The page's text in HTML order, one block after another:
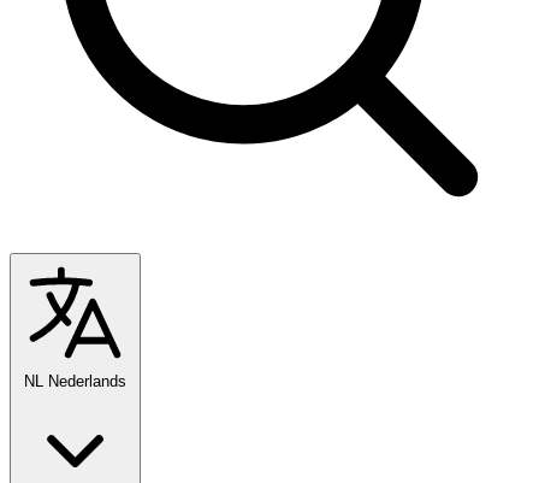
NL Nederlands